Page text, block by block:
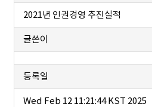
2021년 인권경영 추진실적
글쓴이
등록일
Wed Feb 12 11:21:44 KST 2025